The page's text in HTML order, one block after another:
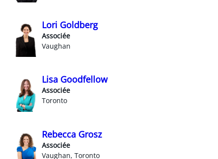
Lori Goldberg
Associée
Vaughan
Lisa Goodfellow
Associée
Toronto
Rebecca Grosz
Associée
Vaughan, Toronto